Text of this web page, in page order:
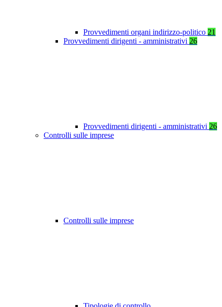
Provvedimenti organi indirizzo-politico 21
Provvedimenti dirigenti - amministrativi 26
Provvedimenti dirigenti - amministrativi 26
Controlli sulle imprese
Controlli sulle imprese